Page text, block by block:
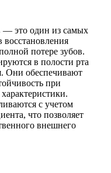
— это один из самых
потере зубов.
в полости рта
Они обеспечивают
при
с учетом
что позволяет
внешнего